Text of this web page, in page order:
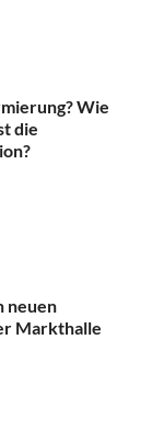
Wie
die
neuen
Markthalle